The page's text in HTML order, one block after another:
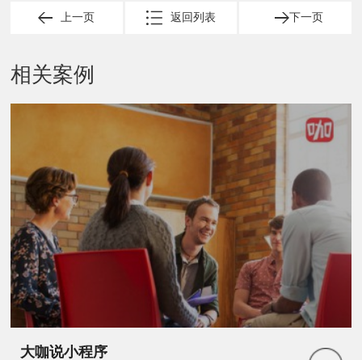
上一页 下一页
返回列表
相关案例
大咖说小程序